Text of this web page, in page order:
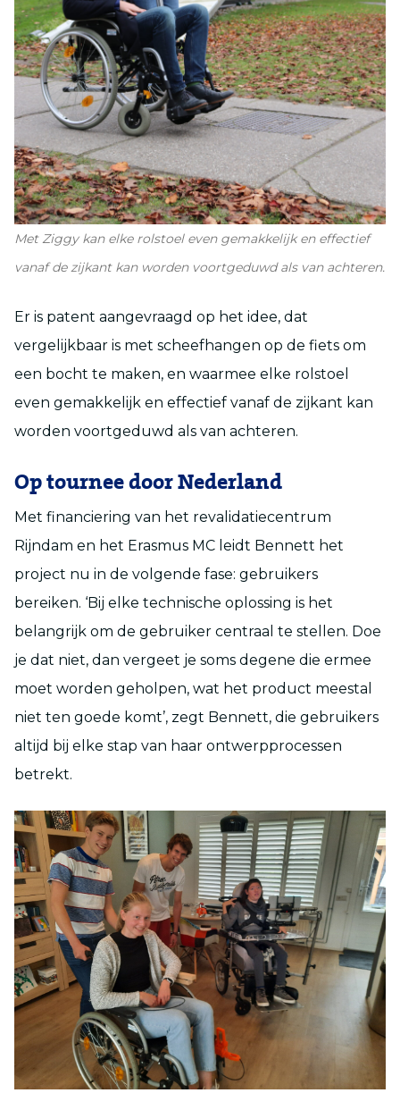
Met Ziggy kan elke rolstoel even gemakkelijk en effectief
vanaf de zijkant kan worden voortgeduwd als van achteren.
Er is patent aangevraagd op het idee, dat
vergelijkbaar is met scheefhangen op de fiets om
een bocht te maken, en waarmee elke rolstoel
even gemakkelijk en effectief vanaf de zijkant kan
worden voortgeduwd als van achteren.
Op tournee door Nederland
Met financiering van het revalidatiecentrum
Rijndam en het Erasmus MC leidt Bennett het
project nu in de volgende fase: gebruikers
bereiken. ‘Bij elke technische oplossing is het
belangrijk om de gebruiker centraal te stellen. Doe
je dat niet, dan vergeet je soms degene die ermee
moet worden geholpen, wat het product meestal
niet ten goede komt’, zegt Bennett, die gebruikers
altijd bij elke stap van haar ontwerpprocessen
betrekt.